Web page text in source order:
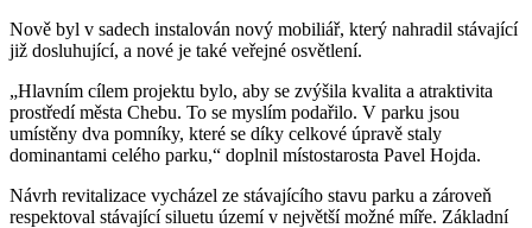
Nově byl v sadech instalován nový mobiliář, který nahradil stávající
již dosluhující, a nové je také veřejné osvětlení.
„Hlavním cílem projektu bylo, aby se zvýšila kvalita a atraktivita
prostředí města Chebu. To se myslím podařilo. V parku jsou
umístěny dva pomníky, které se díky celkové úpravě staly
dominantami celého parku,“ doplnil místostarosta Pavel Hojda.
Návrh revitalizace vycházel ze stávajícího stavu parku a zároveň
respektoval stávající siluetu území v největší možné míře. Základní